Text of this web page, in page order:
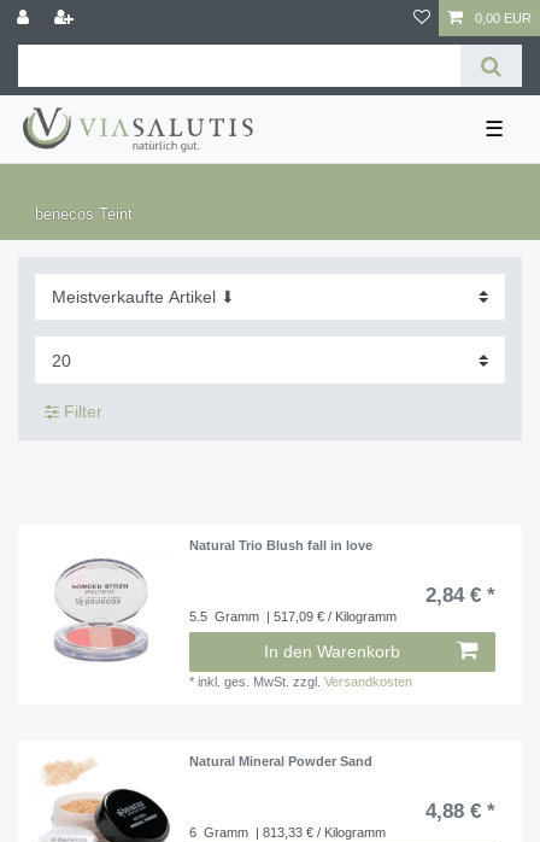
0,00 EUR
☰
benecos Teint
Filter
Natural Trio Blush fall in love
2,84 € *
5.5 Gramm | 517,09 € / Kilogramm
In den Warenkorb
*inkl. ges. MwSt. zzgl.Versandkosten
Natural Mineral Powder Sand
4,88 € *
6 Gramm | 813,33 € / Kilogramm